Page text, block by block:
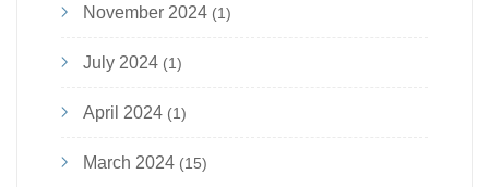
November 2024 (1)
July 2024 (1)
April 2024 (1)
March 2024 (15)